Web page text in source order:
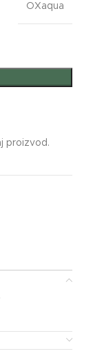
OXaqua
proizvod.